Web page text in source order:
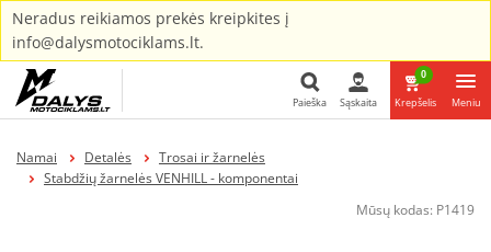
Neradus reikiamos prekės kreipkites į
info@dalysmotociklams.lt.
Paieška Sąskaita
0
Krepšelis Meniu
Namai Detalės
Trosai ir žarnelės
Stabdžių žarnelės VENHILL - komponentai
Mūsų kodas: P1419